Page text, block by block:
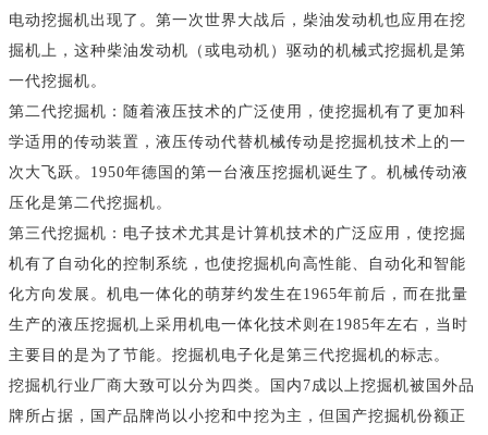
电动挖掘机出现了。第一次世界大战后，柴油发动机也应用在挖
掘机上，这种柴油发动机（或电动机）驱动的机械式挖掘机是第
一代挖掘机。
第二代挖掘机：随着液压技术的广泛使用，使挖掘机有了更加科
学适用的传动装置，液压传动代替机械传动是挖掘机技术上的一
次大飞跃。1950年德国的第一台液压挖掘机诞生了。机械传动液
压化是第二代挖掘机。
第三代挖掘机：电子技术尤其是计算机技术的广泛应用，使挖掘
机有了自动化的控制系统，也使挖掘机向高性能、自动化和智能
化方向发展。机电一体化的萌芽约发生在1965年前后，而在批量
生产的液压挖掘机上采用机电一体化技术则在1985年左右，当时
主要目的是为了节能。挖掘机电子化是第三代挖掘机的标志。
挖掘机行业厂商大致可以分为四类。国内7成以上挖掘机被国外品
牌所占据，国产品牌尚以小挖和中挖为主，但国产挖掘机份额正